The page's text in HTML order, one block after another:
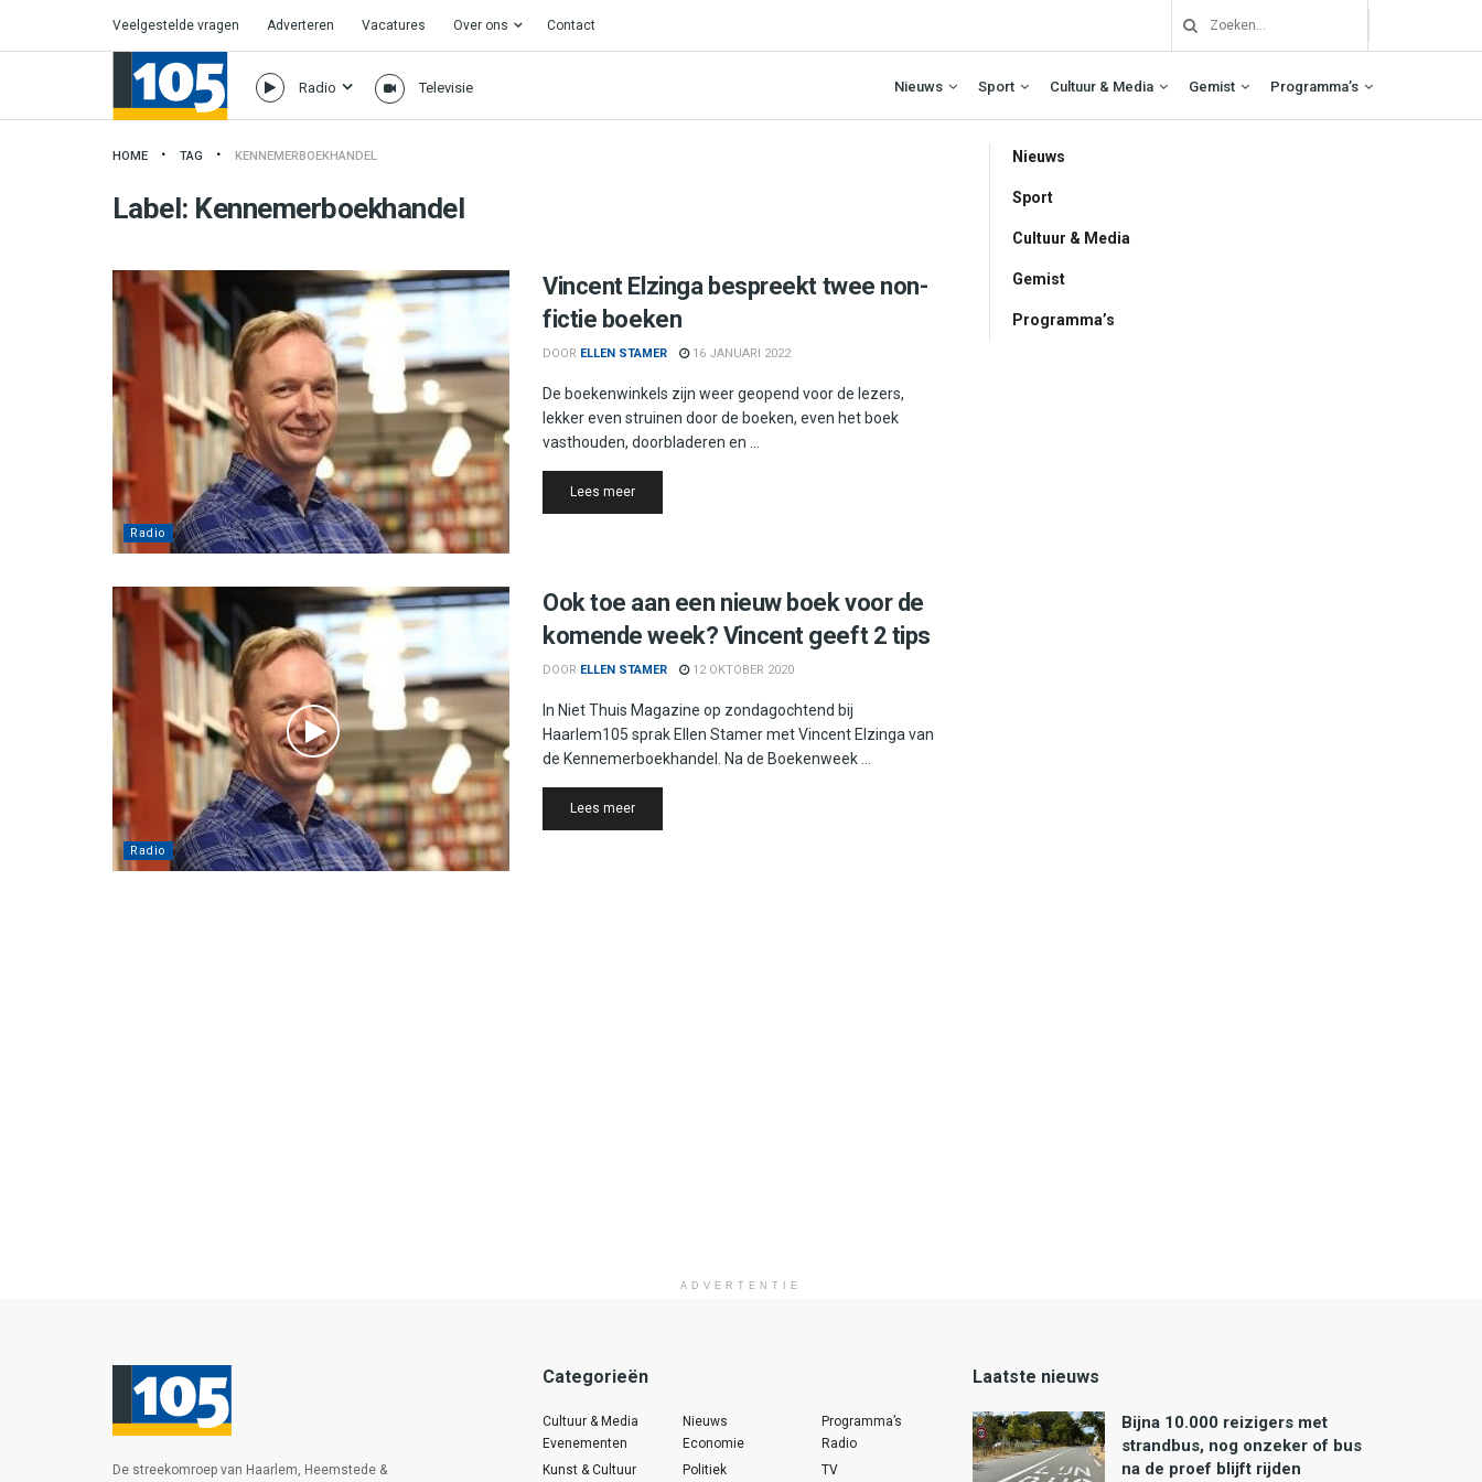
Veelgestelde vragen Adverteren Vacatures Over ons Contact
Radio Televisie Nieuws Sport Cultuur & Media Gemist Programma’s
HOME TAG KENNEMERBOEKHANDEL
Label: Kennemerboekhandel
Radio
Vincent Elzinga bespreekt twee non-
fictie boeken
DOOR ELLEN STAMER 16 JANUARI 2022
De boekenwinkels zijn weer geopend voor de lezers,
lekker even struinen door de boeken, even het boek
vasthouden, doorbladeren en ...
Lees meerDetails
Radio
Ook toe aan een nieuw boek voor de
komende week? Vincent geeft 2 tips
DOOR ELLEN STAMER 12 OKTOBER 2020
In Niet Thuis Magazine op zondagochtend bij
Haarlem105 sprak Ellen Stamer met Vincent Elzinga van
de Kennemerboekhandel. Na de Boekenweek ...
Lees meerDetails
Nieuws
Sport
Cultuur & Media
Gemist
Programma’s
ADVERTENTIE
De streekomroep van Haarlem, Heemstede &
Categorieën
Cultuur & Media
Evenementen
Kunst & Cultuur
Nieuws
Economie
Politiek
Programma’s
Radio
TV
Laatste nieuws
Bijna 10.000 reizigers met
strandbus, nog onzeker of bus
na de proef blijft rijden